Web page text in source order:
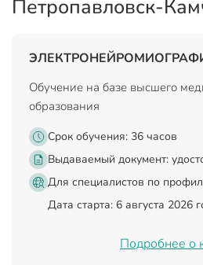
Петропавловск-
Обучение на базе высшего
образования
Срок обучения: 36 часов
Выдаваемый документ:
Для специалистов по
Дата старта: 6 августа 2026
Подробнее о